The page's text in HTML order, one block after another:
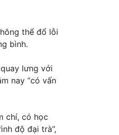
thể đổ lỗi
bình.
lưng với
nay “có vấn
chí, có học
độ đại trà”,